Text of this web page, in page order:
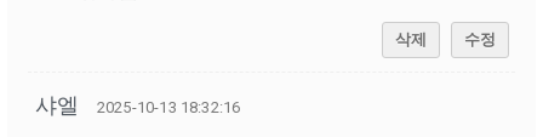
삭제 수정
샤엘 2025-10-13 18:32:16